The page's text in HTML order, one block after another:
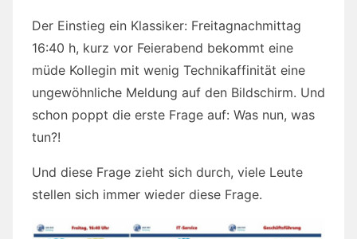
Der Einstieg ein Klassiker: Freitagnachmittag
16:40 h, kurz vor Feierabend bekommt eine
müde Kollegin mit wenig Technikaffinität eine
ungewöhnliche Meldung auf den Bildschirm. Und
schon poppt die erste Frage auf: Was nun, was
tun?!
Und diese Frage zieht sich durch, viele Leute
stellen sich immer wieder diese Frage.